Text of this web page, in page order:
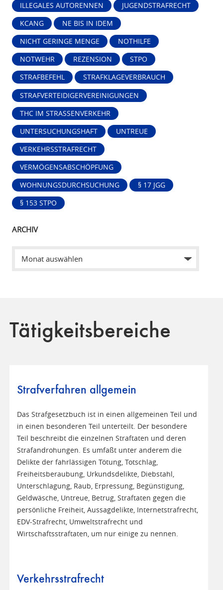
ILLEGALES AUTORENNEN JUGENDSTRAFRECHT
KCANG NE BIS IN IDEM
NICHT GERINGE MENGE NOTHILFE
NOTWEHR REZENSION STPO
STRAFBEFEHL STRAFKLAGEVERBRAUCH
STRAFVERTEIDIGERVEREINIGUNGEN
THC IM STRASSENVERKEHR
UNTERSUCHUNGSHAFT UNTREUE
VERKEHRSSTRAFRECHT
VERMÖGENSABSCHÖPFUNG
WOHNUNGSDURCHSUCHUNG § 17 JGG
§ 153 STPO
ARCHIV
Tätigkeitsbereiche
Strafverfahren allgemein
Das Strafgesetzbuch ist in einen allgemeinen Teil und
in einen besonderen Teil unterteilt. Der besondere
Teil beschreibt die einzelnen Straftaten und deren
Strafandrohungen. Es umfaßt unter anderem die
Delikte der fahrlässigen Tötung, Totschlag,
Freiheitsberaubung, Urkundsdelikte, Diebstahl,
Unterschlagung, Raub, Erpressung, Begünstigung,
Geldwäsche, Untreue, Betrug, Straftaten gegen die
persönliche Freiheit, Aussagdelikte, Internetstrafrecht,
EDV-Strafrecht, Umweltstrafrecht und
Wirtschaftsstraftaten, um nur einige zu nennen.
Verkehrsstrafrecht